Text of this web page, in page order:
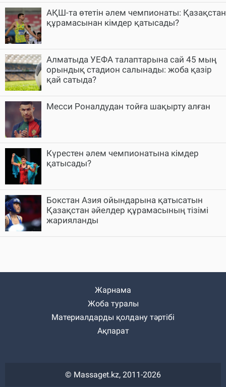
АҚШ-та өтетін әлем чемпионаты: Қазақстан
құрамасынан кімдер қатысады?
Алматыда УЕФА талаптарына сай 45 мың
орындық стадион салынады: жоба қазір
қай сатыда?
Месси Роналдудан тойға шақырту алған
Күрестен әлем чемпионатына кімдер
қатысады?
Бокстан Азия ойындарына қатысатын
Қазақстан әйелдер құрамасының тізімі
жарияланды
Жарнама
Жоба туралы
Материалдарды қолдану тәртібі
Ақпарат
© Massaget.kz, 2011-2026